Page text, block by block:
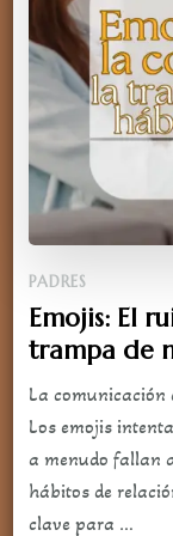
PADRES
Emojis: El
trampa de
La comunicación
Los emojis
a menudo fallan
hábitos de
clave para …